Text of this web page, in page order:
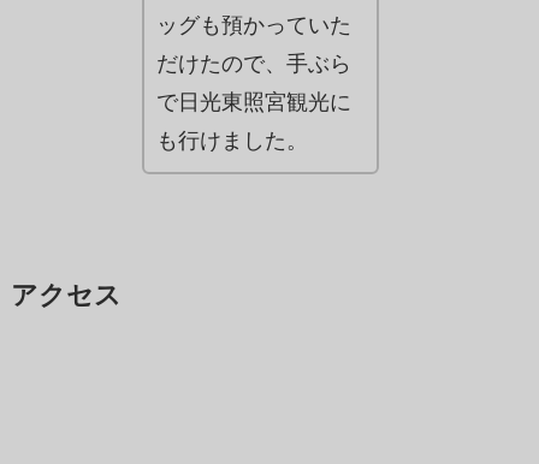
ッグも預かっていた
だけたので、手ぶら
で日光東照宮観光に
も行けました。
アクセス